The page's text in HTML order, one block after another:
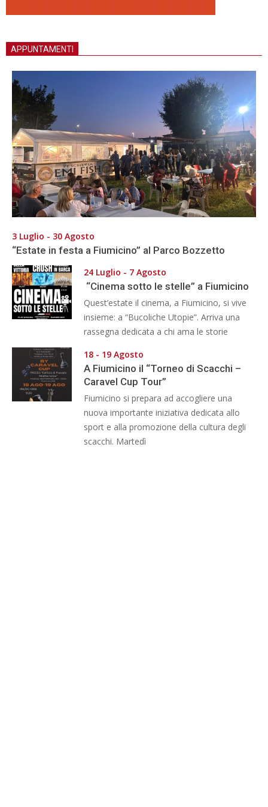
APPUNTAMENTI
3 Luglio - 30 Agosto
“Estate in festa a Fiumicino” al Parco Bozzetto
24 Luglio - 7 Agosto
“Cinema sotto le stelle” a Fiumicino
Quest’estate il cinema, a Fiumicino, si vive
insieme: a “Bucoliche Utopie”. Arriva una
rassegna dedicata a chi ama le storie
18 - 19 Agosto
A Fiumicino il “Torneo di Scacchi –
Caravel Cup Tour”
Fiumicino si prepara ad accogliere una
nuova importante iniziativa dedicata allo
sport e alla promozione della cultura degli
scacchi. Martedì